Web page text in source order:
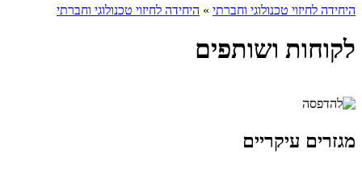
היחידה לחיזוי טכנולוגי וחברתי » היחידה לחיזוי טכנולוגי וחברתי
לקוחות ושותפים
מגזרים עיקריים